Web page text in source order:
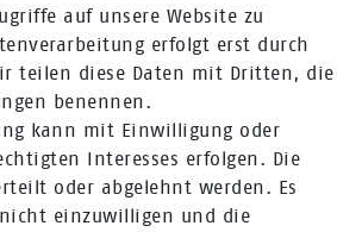
auf unsere Website zu
erfolgt erst durch
teilen diese Daten mit Dritten, die
benennen.
kann mit Einwilligung oder
Interesses erfolgen. Die
oder abgelehnt werden. Es
einzuwilligen und die
11
84